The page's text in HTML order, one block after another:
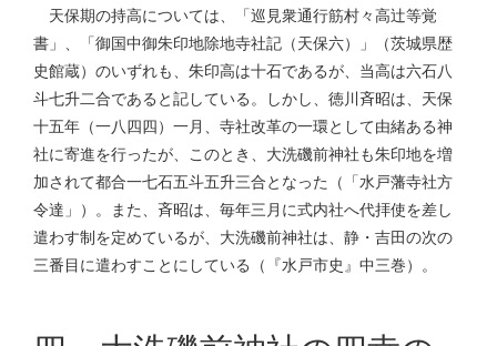
天保期の持高については、「巡見衆通行筋村々高辻等覚
書」、「御国中御朱印地除地寺社記（天保六）」（茨城県歴
史館蔵）のいずれも、朱印高は十石であるが、当高は六石八
斗七升二合であると記している。しかし、徳川斉昭は、天保
十五年（一八四四）一月、寺社改革の一環として由緒ある神
社に寄進を行ったが、このとき、大洗磯前神社も朱印地を増
加されて都合一七石五斗五升三合となった（「水戸藩寺社方
令達」）。また、斉昭は、毎年三月に式内社へ代拝使を差し
遣わす制を定めているが、大洗磯前神社は、静・吉田の次の
三番目に遣わすことにしている（『水戸市史』中三巻）。